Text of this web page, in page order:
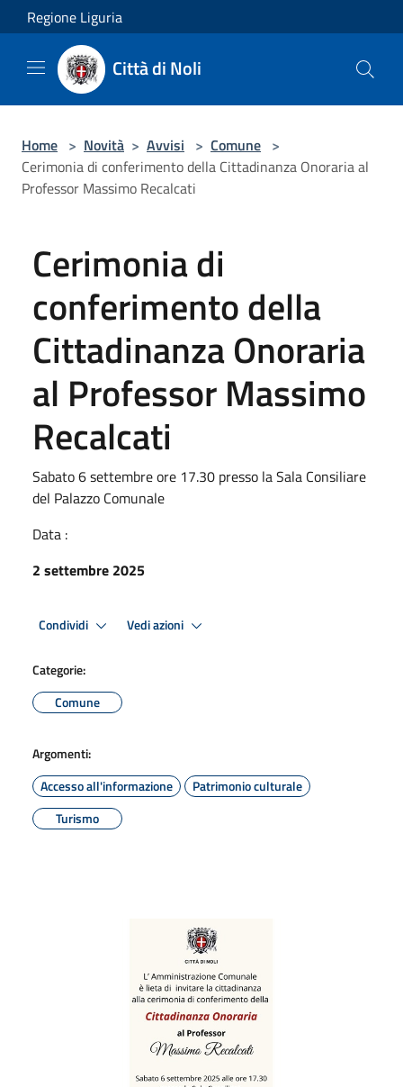
Salta al contenuto principale
Regione Liguria
Città di Noli
Home > Novità > Avvisi > Comune >
Cerimonia di conferimento della Cittadinanza Onoraria al
Professor Massimo Recalcati
Cerimonia di
conferimento della
Cittadinanza Onoraria
al Professor Massimo
Recalcati
Sabato 6 settembre ore 17.30 presso la Sala Consiliare
del Palazzo Comunale
Data :
2 settembre 2025
Condividi Vedi azioni
Categorie:
Comune
Argomenti:
Accesso all'informazione
Patrimonio culturale
Turismo